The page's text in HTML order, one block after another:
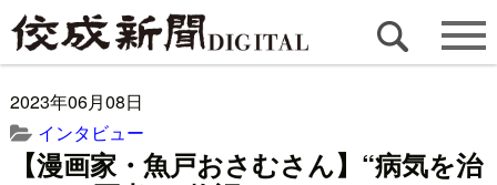
2023年06月08日
インタビュー
【漫画家・魚戸おさむさん】“病気を治